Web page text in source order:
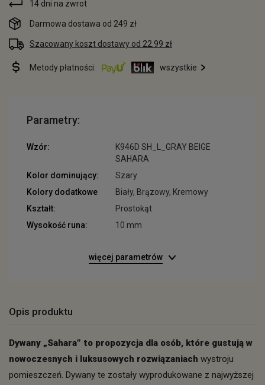
14 dni na zwrot
Darmowa dostawa od 249 zł
Szacowany koszt dostawy od 22.99 zł
Metody płatności: wszystkie
Parametry:
Wzór:
K946D SH_L_GRAY BEIGE
SAHARA
Kolor dominujący:
Szary
Kolory dodatkowe
Biały, Brązowy, Kremowy
Kształt:
Prostokąt
Wysokość runa:
10 mm
więcej parametrów
Opis produktu
Dywany „Sahara” to propozycja dla osób, które gustują w
nowoczesnych i luksusowych rozwiązaniach wystroju
pomieszczeń. Dywany te zostały wyprodukowane z najwyższej